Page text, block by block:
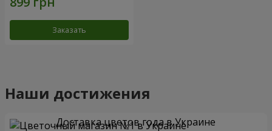
Заказать
Наши достижения
Доставка цветов года в Украине